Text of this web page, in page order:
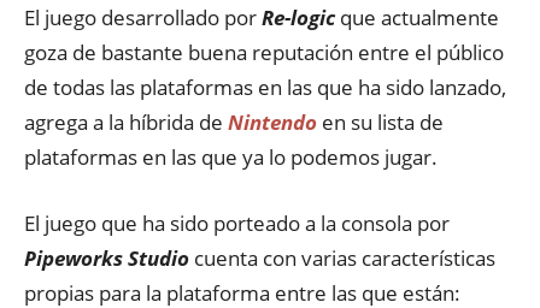
El juego desarrollado porRe-logicque actualmente
goza de bastante buena reputación entre el público
de todas las plataformas en las que ha sido lanzado,
agrega a la híbrida de Nintendo en su lista de
plataformas en las que ya lo podemos jugar.
El juego que ha sido porteado a la consola por
Pipeworks Studio cuenta con varias características
propias para la plataforma entre las que están: